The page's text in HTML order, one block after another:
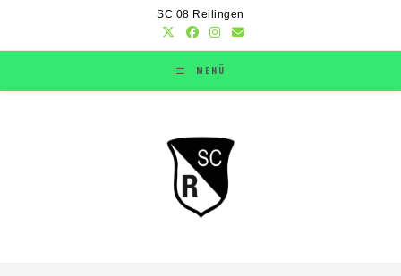
SC 08 Reilingen
MENÜ